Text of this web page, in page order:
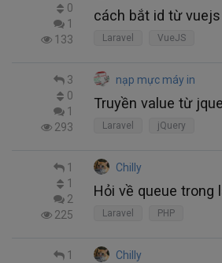
0
1
133
cách bắt id từ vuejs
Laravel VueJS
3
0
1
293
nạp mực máy in
Truyền value từ
Laravel jQuery
1
1
2
225
Chilly
Hỏi về queue trong
Laravel PHP
1
Chilly